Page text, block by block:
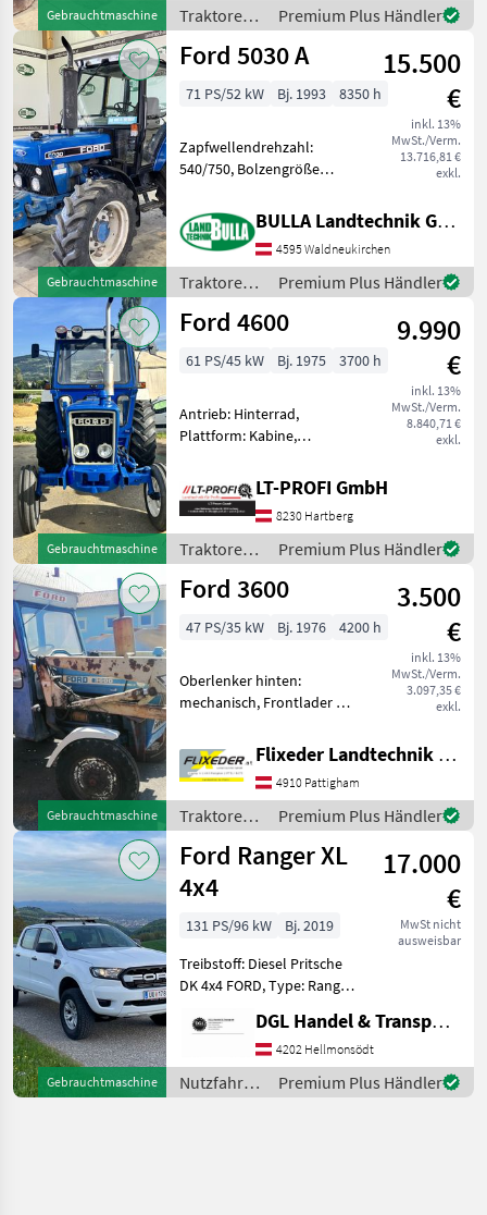
Gebrauchtmaschine
Landmaschine:
Lastschaltgetriebe, Antrieb:
Al
Traktoren /
Ford
Premium Plus Händler
Gebrauchtmaschine
Ford 5030 A
15.500
€
inkl. 13%
MwSt./Verm.
13.716,81 €
exkl.
71 PS/52 kW Bj. 1993 8350 h
Zapfwellendrehzahl:
540/750, Bolzengröße
32mm,
Höchstgeschwindigkeit in
km/h: 40 km/h, Getriebeart
Landmaschine:
Lastschaltgetriebe, Antrieb:
Al
BULLA Landtechnik GmbH
4595 Waldneukirchen
Traktoren /
Ford
Premium Plus Händler
Gebrauchtmaschine
Ford 4600
9.990
€
inkl. 13%
MwSt./Verm.
8.840,71 €
exkl.
61 PS/45 kW Bj. 1975 3700 h
Antrieb: Hinterrad,
Plattform: Kabine,
4600 Traktor
==Vermittlungsverkauf== -
sofort Verfügbar -sofort
Einsatzbereit -Hinterrad
Masc
LT-PROFI GmbH
8230 Hartberg
Traktoren /
Ford
Premium Plus Händler
Gebrauchtmaschine
Ford 3600
3.500
€
inkl. 13%
MwSt./Verm.
3.097,35 €
exkl.
47 PS/35 kW Bj. 1976 4200 h
Oberlenker hinten:
mechanisch, Frontlader mit
25m 1. Besitz braucht kein
Pickerl mit Kipperanschluss
Frontlader m.
Flixeder Landtechnik GmbH
4910 Pattigham
Traktoren /
Ford
Premium Plus Händler
Gebrauchtmaschine
Ford Ranger XL
4x4
17.000
€
MwSt nicht
ausweisbar
131 PS/96 kW
Bj. 2019
Treibstoff: Diesel Pritsche
DK 4x4 FORD, Type: Ranger
05/2019, Allrad,
Untersetzungsgetriebe,
Sperren, Kamera, el.
Fensterheber, Fron
DGL Handel & Transporte
4202 Hellmonsödt
Nutzfahrzeuge
/ Ford
Premium Plus Händler